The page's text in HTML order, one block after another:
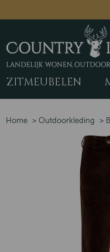
ZITMEUBELEN
Home > Outdoorkleding >